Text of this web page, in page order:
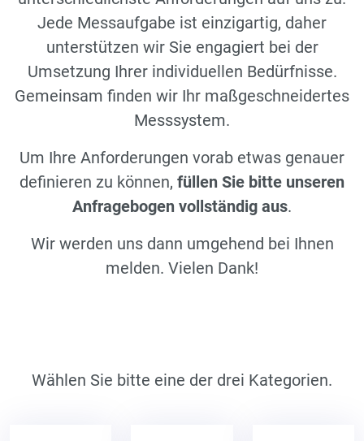
Jede Messaufgabe ist einzigartig, daher
unterstützen wir Sie engagiert bei der
Umsetzung Ihrer individuellen Bedürfnisse.
Gemeinsam finden wir Ihr maßgeschneidertes
Messsystem.
Um Ihre Anforderungen vorab etwas genauer
definieren zu können, füllen Sie bitte unseren
Anfragebogen vollständig aus.
Wir werden uns dann umgehend bei Ihnen
melden. Vielen Dank!
Wählen Sie bitte eine der drei Kategorien.